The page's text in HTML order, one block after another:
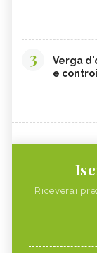
3
Verga
e
Riceverai